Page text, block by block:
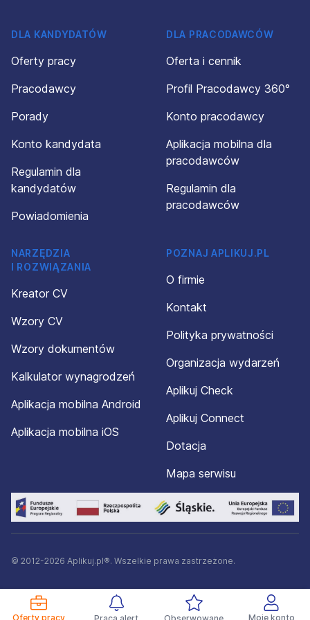
Oferty pracy Moje konto
DLA KANDYDATÓW
Oferty pracy
Pracodawcy
Porady
Konto kandydata
Regulamin dla
kandydatów
Powiadomienia
DLA PRACODAWCÓW
Oferta i cennik
Profil Pracodawcy 360°
Konto pracodawcy
Aplikacja mobilna dla
pracodawców
Regulamin dla
pracodawców
NARZĘDZIA
I ROZWIĄZANIA
Kreator CV
Wzory CV
Wzory dokumentów
Kalkulator wynagrodzeń
Aplikacja mobilna Android
Aplikacja mobilna iOS
POZNAJ APLIKUJ.PL
O firmie
Kontakt
Polityka prywatności
Organizacja wydarzeń
Aplikuj Check
Aplikuj Connect
Dotacja
Mapa serwisu
© 2012-2026 Aplikuj.pl®. Wszelkie prawa zastrzeżone.